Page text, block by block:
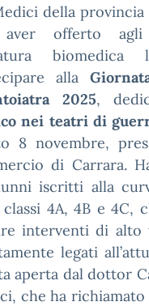
della provincia
offerto agli
biomedica
alla
2025,
nei teatri di
8 novembre,
di Carrara.
iscritti alla
4A, 4B e 4C,
interventi di alto
legati
aperta dal dottor
che ha